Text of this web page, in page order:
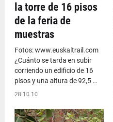
la torre de 16 pisos
de la feria de
muestras
Fotos: www.euskaltrail.com
¿Cuánto se tarda en subir
corriendo un edificio de 16
pisos y una altura de 92,5 …
28.10.10